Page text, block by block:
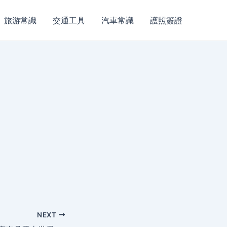
旅游常識 交通工具 汽車常識 護照簽證
NEXT